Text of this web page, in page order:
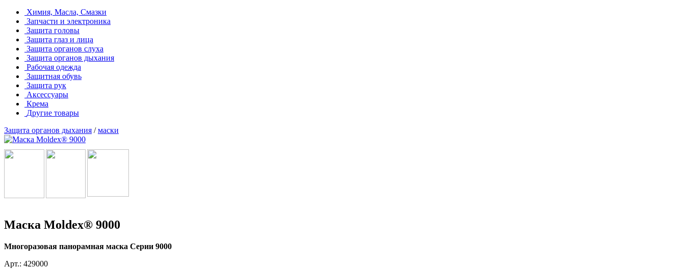
Химия, Масла, Смазки
Запчасти и электроника
Защита головы
Защита глаз и лица
Защита органов слуха
Защита органов дыхания
Рабочая одежда
Защитная обувь
Защита рук
Аксессуары
Крема
Другие товары
Защита органов дыхания /маски
Маска Moldex® 9000
Многоразовая панорамная маска Серии 9000
Арт.: 429000